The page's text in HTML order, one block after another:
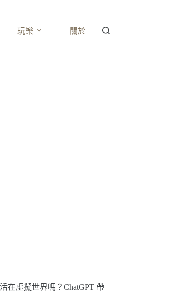
玩樂 關於
在虛擬世界嗎？ChatGPT 帶